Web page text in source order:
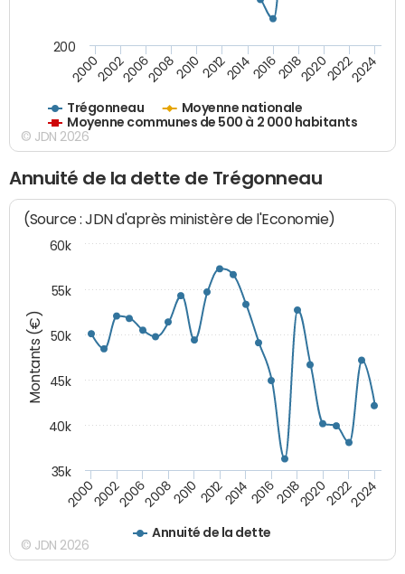
Trégonneau
Moyenne nationale
Moyenne communes de 500 à 2 000 habitants
200020022006200820102012201420162018202020222024
200
© JDN 2026
Annuité de la dette de Trégonneau
Montants (€)
(Source : JDN d'après ministère de l'Economie)
Annuité de la dette
20002002200620082010 2012201420162018202020222024
35k
40k
45k
50k
55k
60k
© JDN 2026